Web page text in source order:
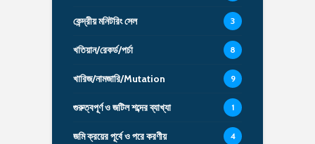
কেন্দ্রীয় মনিটরিং সেল 3
খতিয়ান/রেকর্ড/পর্চা 8
খারিজ/নামজারি/Mutation 9
গুরুত্বপূর্ণ ও জটিল শব্দের ব্যাখ্যা 1
জমি ক্রয়ের পূর্বে ও পরে করণীয় 4